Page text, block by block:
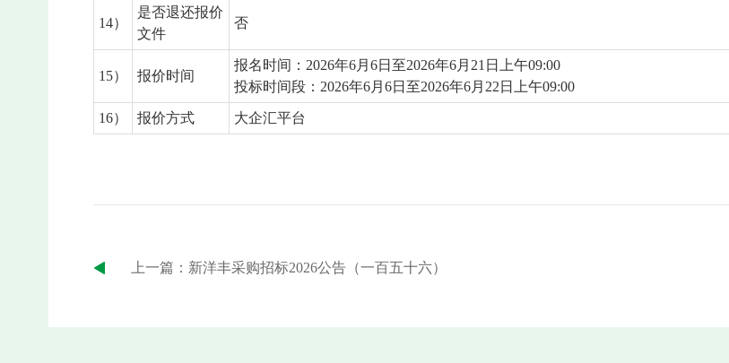
14）
是否退还报价
文件
否
15） 报价时间
报名时间：2026年6月6日至2026年6月21日上午09:00
投标时间段：2026年6月6日至2026年6月22日上午09:00
16） 报价方式 大企汇平台
上一篇：新洋丰采购招标2026公告（一百五十六）